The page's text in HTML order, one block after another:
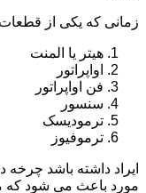
زمانی که یکی از
هیتر یا المنت
اواپراتور
فن اواپراتور
سنسور
ترمودیسک
ترموفیوز
ایراد داشته باشد
مورد باعث می شود که